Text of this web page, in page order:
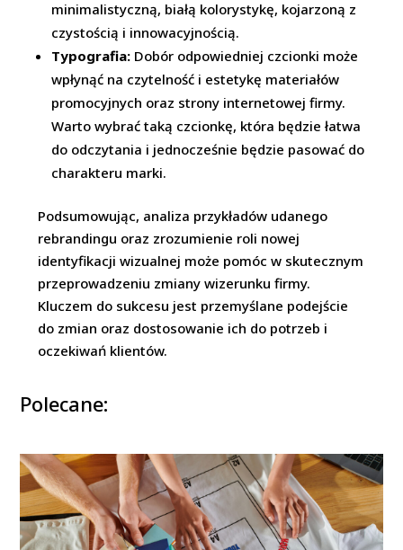
minimalistyczną, białą kolorystykę, kojarzoną z
czystością i innowacyjnością.
Typografia: Dobór odpowiedniej czcionki może
wpłynąć na czytelność i estetykę materiałów
promocyjnych oraz strony internetowej firmy.
Warto wybrać taką czcionkę, która będzie łatwa
do odczytania i jednocześnie będzie pasować do
charakteru marki.
Podsumowując, analiza przykładów udanego
rebrandingu oraz zrozumienie roli nowej
identyfikacji wizualnej może pomóc w skutecznym
przeprowadzeniu zmiany wizerunku firmy.
Kluczem do sukcesu jest przemyślane podejście
do zmian oraz dostosowanie ich do potrzeb i
oczekiwań klientów.
Polecane: